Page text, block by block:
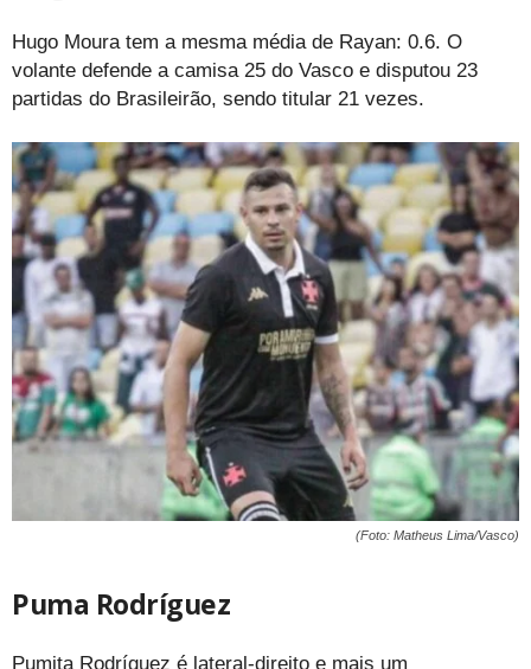
Hugo Moura tem a mesma média de Rayan: 0.6. O
volante defende a camisa 25 do Vasco e disputou 23
partidas do Brasileirão, sendo titular 21 vezes.
(Foto: Matheus Lima/Vasco)
Puma Rodríguez
Pumita Rodríguez é lateral-direito e mais um